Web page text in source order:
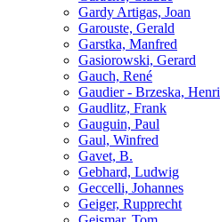
Gardy Artigas, Joan
Garouste, Gerald
Garstka, Manfred
Gasiorowski, Gerard
Gauch, René
Gaudier - Brzeska, Henri
Gaudlitz, Frank
Gauguin, Paul
Gaul, Winfred
Gavet, B.
Gebhard, Ludwig
Geccelli, Johannes
Geiger, Rupprecht